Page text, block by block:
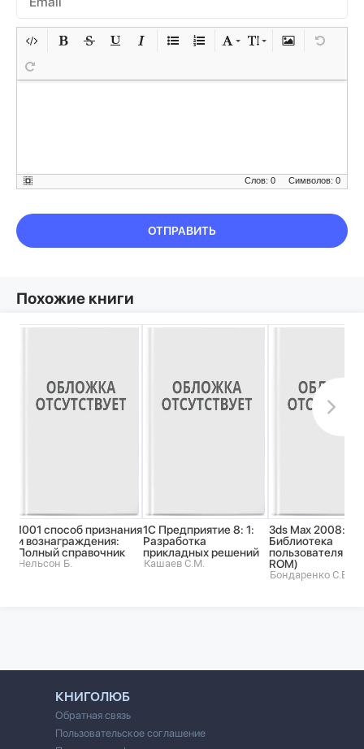
Символов: 0
Слов: 0
ОТПРАВИТЬ
Похожие книги
1001 способ признания
и вознаграждения:
Полный справочник
Нельсон Б.
1С Предприятие 8: 1:
Разработка
прикладных решений
Кашаев С.М.
3ds Max 2008:
Библиотека
пользователя (+
ROM)
Бондаренко С.В.
КНИГОЛЮБ
Обратная связь
Пользовательское соглашение